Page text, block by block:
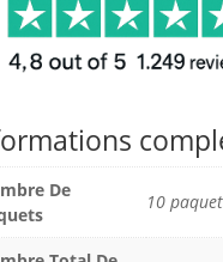
De
10